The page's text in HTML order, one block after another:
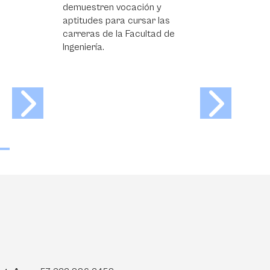
Admisión Preferencial con los
colegios pertenecientes al
programa de Bachillerato
Internacional (IB) y Cambridge